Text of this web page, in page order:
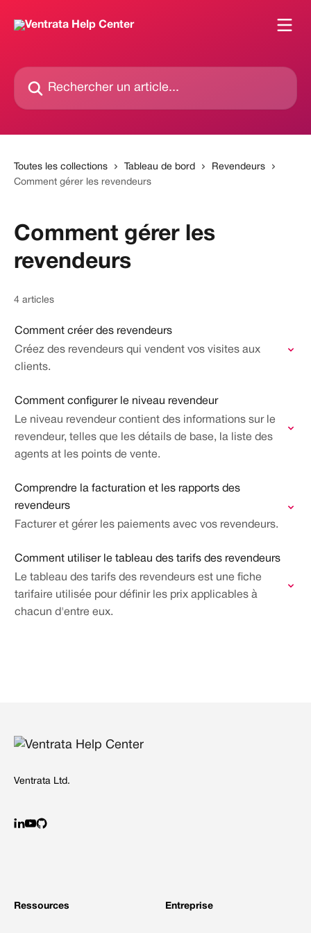
Rechercher un article...
Toutes les collections Tableau de bord
Revendeurs
Comment gérer les revendeurs
Comment gérer les
revendeurs
4 articles
Comment créer des revendeurs
Créez des revendeurs qui vendent vos visites aux
clients.
Comment configurer le niveau revendeur
Le niveau revendeur contient des informations sur le
revendeur, telles que les détails de base, la liste des
agents at les points de vente.
Comprendre la facturation et les rapports des
revendeurs
Facturer et gérer les paiements avec vos revendeurs.
Comment utiliser le tableau des tarifs des revendeurs
Le tableau des tarifs des revendeurs est une fiche
tarifaire utilisée pour définir les prix applicables à
chacun d'entre eux.
Ventrata Ltd.
Ressources Entreprise